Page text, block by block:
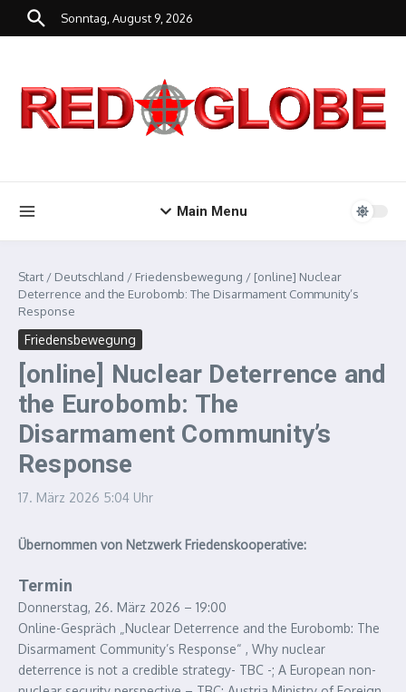
Zum Inhalt springen
Sonntag, August 9, 2026
Main Menu
Start / Deutschland / Friedensbewegung / [online] Nuclear
Deterrence and the Eurobomb: The Disarmament Community’s
Response
Friedensbewegung
[online] Nuclear Deterrence and
the Eurobomb: The
Disarmament Community’s
Response
17. März 2026 5:04 Uhr
Übernommen von Netzwerk Friedenskooperative:
Termin
Donnerstag, 26. März 2026 – 19:00
Online-Gespräch „Nuclear Deterrence and the Eurobomb: The
Disarmament Community’s Response“ , Why nuclear
deterrence is not a credible strategy- TBC -; A European non-